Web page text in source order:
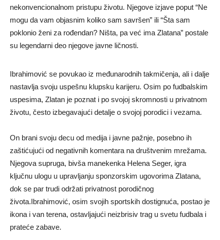
nekonvencionalnom pristupu životu. Njegove izjave poput “Ne
mogu da vam objasnim koliko sam savršen” ili “Šta sam
poklonio ženi za rođendan? Ništa, pa već ima Zlatana” postale
su legendarni deo njegove javne ličnosti.
Ibrahimović se povukao iz međunarodnih takmičenja, ali i dalje
nastavlja svoju uspešnu klupsku karijeru. Osim po fudbalskim
uspesima, Zlatan je poznat i po svojoj skromnosti u privatnom
životu, često izbegavajući detalje o svojoj porodici i vezama.
On brani svoju decu od medija i javne pažnje, posebno ih
zaštićujući od negativnih komentara na društvenim mrežama.
Njegova supruga, bivša manekenka Helena Seger, igra
ključnu ulogu u upravljanju sponzorskim ugovorima Zlatana,
dok se par trudi održati privatnost porodičnog
života.Ibrahimović, osim svojih sportskih dostignuća, postao je
ikona i van terena, ostavljajući neizbrisiv trag u svetu fudbala i
prateće zabave.